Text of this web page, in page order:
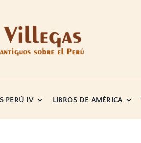
PERÚ IV LIBROS DE AMÉRICA